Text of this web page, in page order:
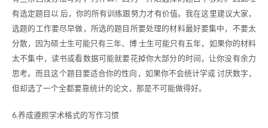
有选定题目以 后，你的所有训练跟努力才有价值。我在这里建议大家，
选题的工作要尽早做，所选的题目所要处理的材料最好要集中，不要太
分散，因为硕士生可能只有三年、博 士生可能只有五年，如果你的材料
太不集中，读书或看数据可能就要花掉你大部分的时间，让你没有余力
思考。而且这个题目要适合你的性向，如果你不会统计学或 讨厌数字，
但却选了一个全都要靠统计的论文，那是不可能做得好。
6.养成遵照学术格式的写作习惯